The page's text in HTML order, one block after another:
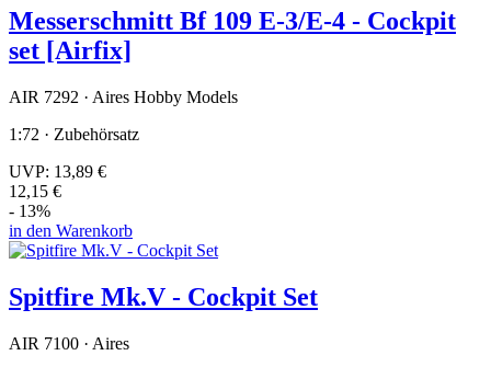
Messerschmitt Bf 109 E-3/E-4 - Cockpit
set [Airfix]
AIR 7292 · Aires Hobby Models
1:72 · Zubehörsatz
UVP: 13,89 €
12,15 €
- 13%
in den Warenkorb
Spitfire Mk.V - Cockpit Set
AIR 7100 · Aires